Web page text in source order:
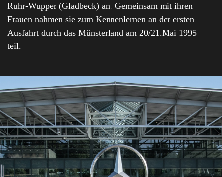
Ruhr-Wupper (Gladbeck) an. Gemeinsam mit ihren
Frauen nahmen sie zum Kennenlernen an der ersten
Ausfahrt durch das Münsterland am 20/21.Mai 1995
teil.